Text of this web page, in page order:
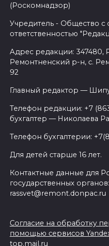
(Роскомнадзор)
Учредитель - Общество с
ответственностью
Адрес редакции: 347480,
Ремонтненский р-н, с.
92
Главный редактор —
Телефон редакции: +7
бухгалтер — Николаева
Телефон бухгалтерии:
Для детей старше 16 лет.
Контактные данные для
государственных органов:
rassvet@remont.donpac.ru
Согласие на обработку
помощью сервисов
top.mail.ru